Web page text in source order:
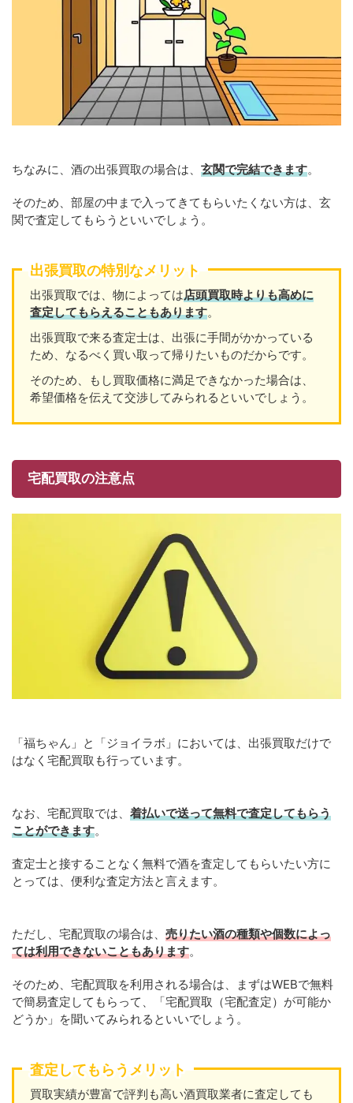
ちなみに、酒の出張買取の場合は、 玄関で完結できます。
そのため、部屋の中まで入ってきてもらいたくない方は、玄
関で査定してもらうといいでしょう。
出張買取の特別なメリット
出張買取では、物によっては店頭買取時よりも高めに
査定してもらえることもあります。
出張買取で来る査定士は、出張に手間がかかっている
ため、なるべく買い取って帰りたいものだからです。
そのため、もし買取価格に満足できなかった場合は、
希望価格を伝えて交渉してみられるといいでしょう。
宅配買取の注意点
「福ちゃん」と「ジョイラボ」においては、出張買取だけで
はなく宅配買取も行っています。
なお、宅配買取では、 着払いで送って無料で査定してもらう
ことができます。
査定士と接することなく無料で酒を査定してもらいたい方に
とっては、便利な査定方法と言えます。
ただし、宅配買取の場合は、 売りたい酒の種類や個数によっ
ては利用できないこともあります。
そのため、宅配買取を利用される場合は、まずはWEBで無料
で簡易査定してもらって、「宅配買取（宅配査定）が可能か
どうか」を聞いてみられるといいでしょう。
査定してもらうメリット
買取実績が豊富で評判も高い酒買取業者に査定しても